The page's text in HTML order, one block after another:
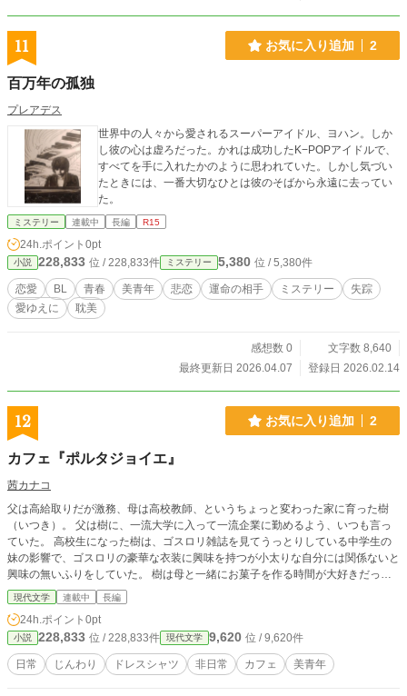
11 お気に入り追加 2
百万年の孤独
プレアデス
世界中の人々から愛されるスーパーアイドル、ヨハン。しか
し彼の心は虚ろだった。かれは成功したK−POPアイドルで、
すべてを手に入れたかのように思われていた。しかし気づい
たときには、一番大切なひとは彼のそばから永遠に去ってい
た。
ミステリー 連載中 長編 R15
24h.ポイント 0pt
小説 228,833 位 / 228,833件 ミステリー 5,380 位 / 5,380件
恋愛 BL 青春 美青年 悲恋 運命の相手 ミステリー
失踪
愛ゆえに
耽美
感想数 0
文字数 8,640
最終更新日 2026.04.07
登録日 2026.02.14
12 お気に入り追加 2
カフェ『ポルタジョイエ』
茜カナコ
父は高給取りだが激務、母は高校教師、というちょっと変わった家に育った樹
（いつき）。 父は樹に、一流大学に入って一流企業に勤めるよう、いつも言っ
ていた。 高校生になった樹は、ゴスロリ雑誌を見てうっとりしている中学生の
妹の影響で、ゴスロリの豪華な衣装に興味を持つが小太りな自分には関係ないと
興味の無いふりをしていた。 樹は母と一緒にお菓子を作る時間が大好きだった
アイシングクッキーを作った時、かわいいイラストが上手ね、と母と妹に褒めら
れ樹も嬉しかった。 しかし、高校受験、大学受験、と勉強に時間を奪われ、い
つしかおかし作りからも母からも離れて行った 父と母は見ている方が照れるほ
ど愛し合っており、穏やかな家庭で、樹と妹はすくすく育った 樹は父の言う通
り、一流大学の工学科をでて、一流企業に入社した。 ある日、会社から帰ると
母がクッキーを焼いていた。久々に手伝う樹。 焼きあがったクッキーにアイシ
現代文学 連載中 長編
24h.ポイント 0pt
小説 228,833 位 / 228,833件 現代文学 9,620 位 / 9,620件
日常 じんわり ドレスシャツ 非日常 カフェ 美青年